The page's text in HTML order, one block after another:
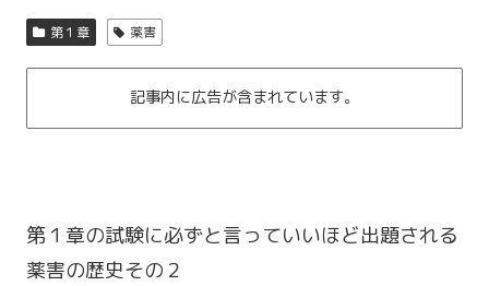
第１章 薬害
記事内に広告が含まれています。
第１章の試験に必ずと言っていいほど出題される
薬害の歴史その２